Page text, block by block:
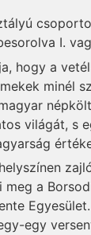
I.
hogy a
minél
világát, s
meg a
egy